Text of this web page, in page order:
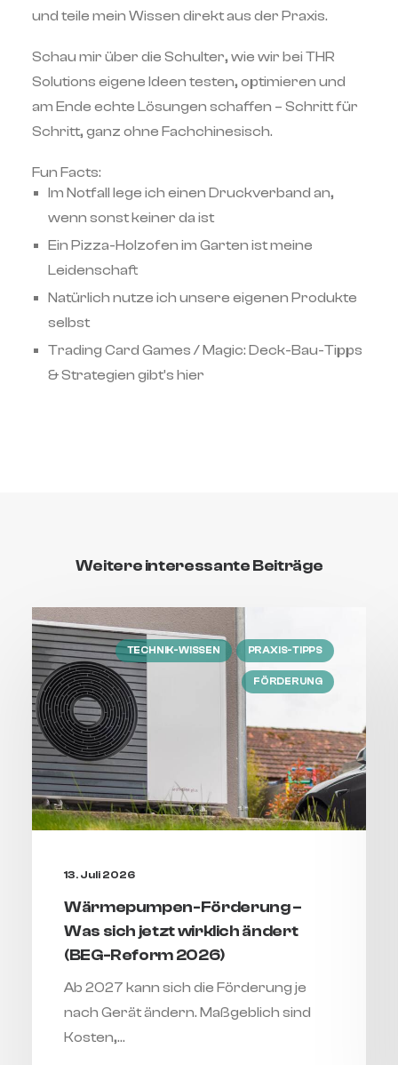
und teile mein Wissen direkt aus der Praxis.
Schau mir über die Schulter, wie wir bei THR
Solutions eigene Ideen testen, optimieren und
am Ende echte Lösungen schaffen – Schritt für
Schritt, ganz ohne Fachchinesisch.
Fun Facts:
Im Notfall lege ich einen Druckverband an,
wenn sonst keiner da ist
Ein Pizza-Holzofen im Garten ist meine
Leidenschaft
Natürlich nutze ich unsere eigenen Produkte
selbst
Trading Card Games / Magic: Deck-Bau-Tipps
& Strategien gibt's hier
Weitere interessante Beiträge
TECHNIK-WISSEN PRAXIS-TIPPS
FÖRDERUNG
13. Juli 2026
Wärmepumpen-Förderung –
Was sich jetzt wirklich ändert
(BEG-Reform 2026)
Ab 2027 kann sich die Förderung je
nach Gerät ändern. Maßgeblich sind
Kosten,…